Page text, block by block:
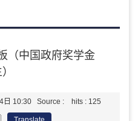
（中国政府奖学金
日 10:30 Source : hits : 125